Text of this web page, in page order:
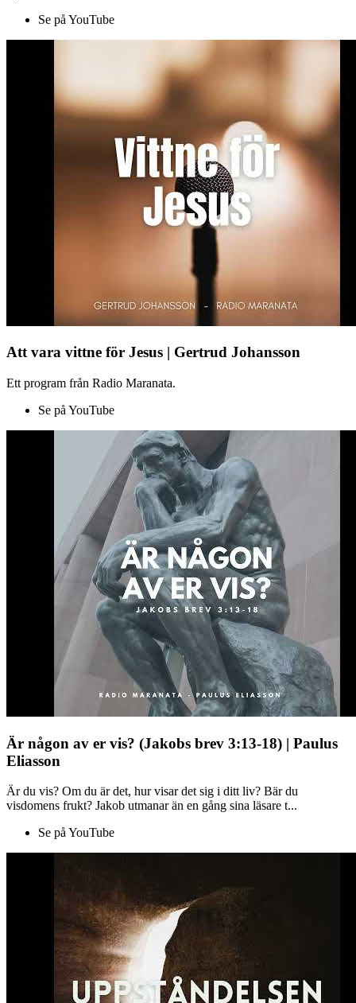
Se på YouTube
Att vara vittne för Jesus | Gertrud Johansson
Ett program från Radio Maranata.
Se på YouTube
Är någon av er vis? (Jakobs brev 3:13-18) | Paulus
Eliasson
Är du vis? Om du är det, hur visar det sig i ditt liv? Bär du
visdomens frukt? Jakob utmanar än en gång sina läsare t...
Se på YouTube